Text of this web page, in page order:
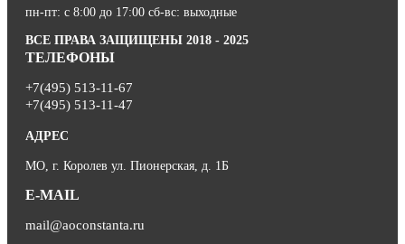
пн-пт: с 8:00 до 17:00 сб-вс: выходные
ВСЕ ПРАВА ЗАЩИЩЕНЫ 2018 - 2025
ТЕЛЕФОНЫ
+7(495) 513-11-67
+7(495) 513-11-47
АДРЕС
МО, г. Королев ул. Пионерская, д. 1Б
E-MAIL
mail@aoconstanta.ru